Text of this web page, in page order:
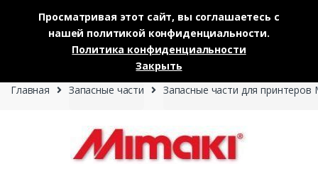
Skip to navigation
Skip to content
Главная Запасные части Запасные части для принтеров
Просматривая этот сайт, вы соглашаетесь с
нашей политикой конфиденциальности.
Политика конфиденциальности
Закрыть